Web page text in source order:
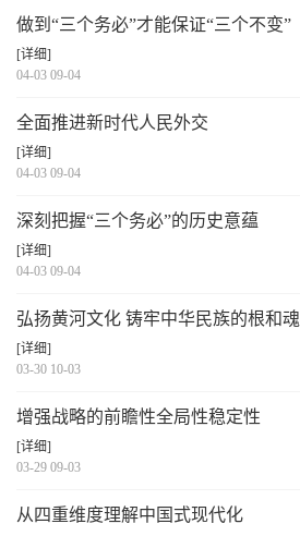
做到“三个务必”才能保证“三个不变”
[详细]
04-03 09-04
全面推进新时代人民外交
[详细]
04-03 09-04
深刻把握“三个务必”的历史意蕴
[详细]
04-03 09-04
弘扬黄河文化 铸牢中华民族的根和魂
[详细]
03-30 10-03
增强战略的前瞻性全局性稳定性
[详细]
03-29 09-03
从四重维度理解中国式现代化